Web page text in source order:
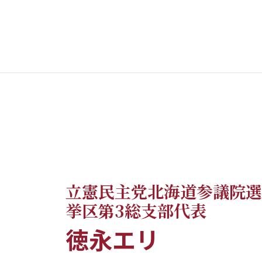
立憲民主党北海道参議院選
挙区第3総支部代表
徳永エリ